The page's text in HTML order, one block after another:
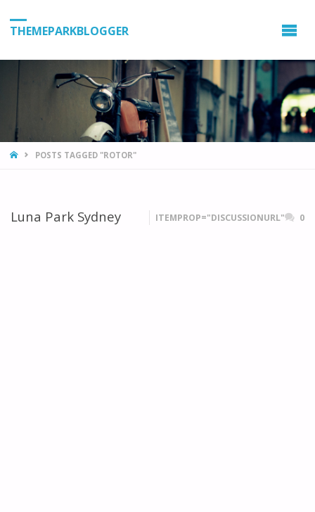
THEMEPARKBLOGGER
HOMEPOSTS TAGGED "ROTOR"
Luna Park Sydney ITEMPROP="DISCUSSIONURL" 0